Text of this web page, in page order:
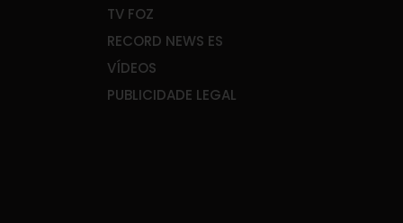
TV FOZ
RECORD NEWS ES
VÍDEOS
PUBLICIDADE LEGAL